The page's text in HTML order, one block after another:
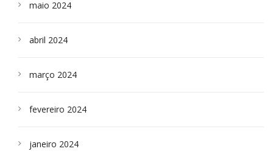
maio 2024
abril 2024
março 2024
fevereiro 2024
janeiro 2024